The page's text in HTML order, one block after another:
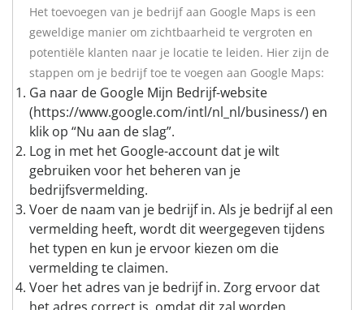
Het toevoegen van je bedrijf aan Google Maps is een
geweldige manier om zichtbaarheid te vergroten en
potentiële klanten naar je locatie te leiden. Hier zijn de
stappen om je bedrijf toe te voegen aan Google Maps:
Ga naar de Google Mijn Bedrijf-website
(https://www.google.com/intl/nl_nl/business/) en
klik op “Nu aan de slag”.
Log in met het Google-account dat je wilt
gebruiken voor het beheren van je
bedrijfsvermelding.
Voer de naam van je bedrijf in. Als je bedrijf al een
vermelding heeft, wordt dit weergegeven tijdens
het typen en kun je ervoor kiezen om die
vermelding te claimen.
Voer het adres van je bedrijf in. Zorg ervoor dat